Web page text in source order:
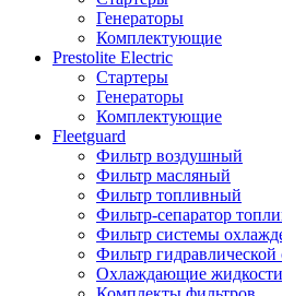
Генераторы
Комплектующие
Prestolite Electric
Стартеры
Генераторы
Комплектующие
Fleetguard
Фильтр воздушный
Фильтр масляный
Фильтр топливный
Фильтр-сепаратор
Фильтр системы
Фильтр
Охлаждающие